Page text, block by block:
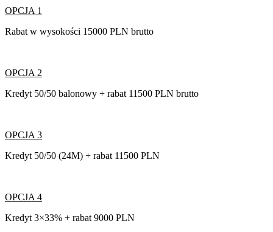
OPCJA 1
Rabat w wysokości 15000 PLN brutto
OPCJA 2
Kredyt 50/50 balonowy + rabat 11500 PLN brutto
OPCJA 3
Kredyt 50/50 (24M) + rabat 11500 PLN
OPCJA 4
Kredyt 3×33% + rabat 9000 PLN